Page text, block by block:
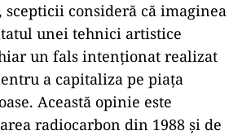
scepticii consideră că imaginea
unei tehnici artistice
un fals intenționat realizat
a capitaliza pe piața
Această opinie este
radiocarbon din 1988 și de